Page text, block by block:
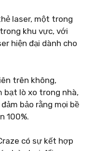
laser, một trong
khu vực, với
hiện đại dành cho
trên không,
lò xo trong nhà,
bảo rằng mọi bề
100%.
có sự kết hợp